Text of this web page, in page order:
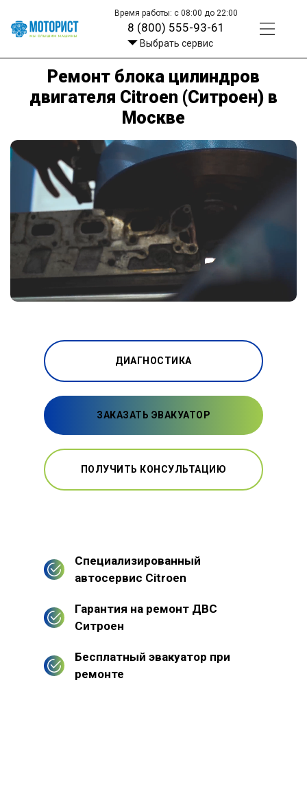
Время работы: с 08:00 до 22:00
8 (800) 555-93-61
Выбрать сервис
Ремонт блока цилиндров
двигателя Citroen (Ситроен) в
Москве
ДИАГНОСТИКА
ЗАКАЗАТЬ ЭВАКУАТОР
ПОЛУЧИТЬ КОНСУЛЬТАЦИЮ
Специализированный
автосервис Citroen
Гарантия на ремонт ДВС
Ситроен
Бесплатный эвакуатор при
ремонте